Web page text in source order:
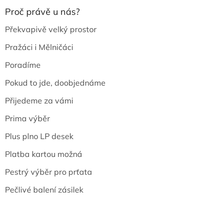
Proč právě u nás?
Překvapivě velký prostor
Pražáci i Mělničáci
Poradíme
Pokud to jde, doobjednáme
Přijedeme za vámi
Prima výběr
Plus plno LP desek
Platba kartou možná
Pestrý výběr pro prťata
Pečlivé balení zásilek